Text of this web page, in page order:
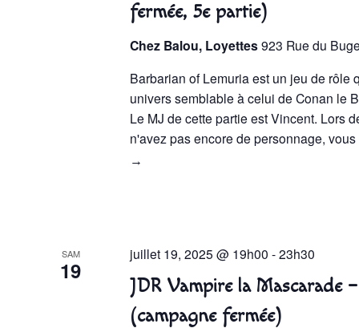
fermée, 5e partie)
Chez Balou, Loyettes923 Rue du
Barbarian of Lemuria est un jeu de rôle
univers semblable à celui de Conan le
Le MJ de cette partie est Vincent. Lors
n'avez pas encore de personnage,
→
SAM
19
JDR Vampire la Mascarade
(campagne fermée)
juillet 19, 2025 @ 19h00 -23h30